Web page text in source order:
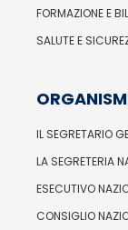
FORMAZIONE E
SALUTE E
IL SEGRETARIO
LA SEGRETERIA
ESECUTIVO
CONSIGLIO